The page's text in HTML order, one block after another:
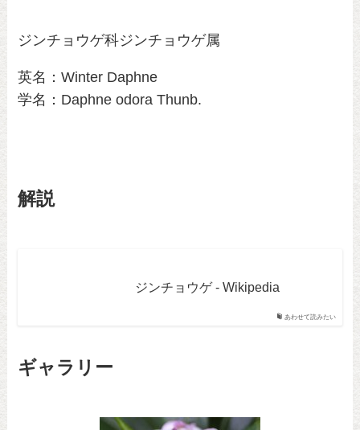
ジンチョウゲ科ジンチョウゲ属
英名：Winter Daphne
学名：Daphne odora Thunb.
解説
あわせて読みたい
ジンチョウゲ - Wikipedia
ギャラリー